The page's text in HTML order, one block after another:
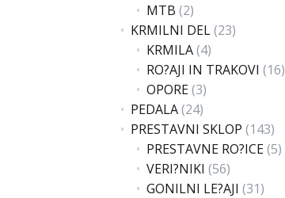
MTB (2)
KRMILNI DEL(23)
KRMILA(4)
RO?AJI IN TRAKOVI (16)
OPORE(3)
PEDALA(24)
PRESTAVNI SKLOP (143)
PRESTAVNE RO?ICE(5)
VERI?NIKI (56)
GONILNI LE?AJI (31)